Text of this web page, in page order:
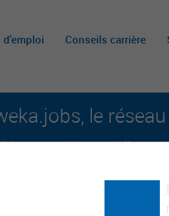
d'emploi Conseils carrière
le
aux carrières